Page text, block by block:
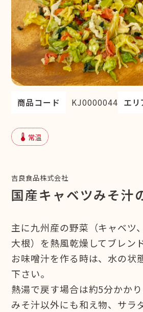
商品コード KJ0000044 エリ
device_thermostat 常温
吉良食品株式会社
国産キャベツみそ汁
主に九州産の野菜（キャベツ
大根）を熱風乾燥してブレン
お味噌汁を作る時は、水の状
下さい。
熱湯で戻す場合は約5分かかり
みそ汁以外にも和え物、サラ